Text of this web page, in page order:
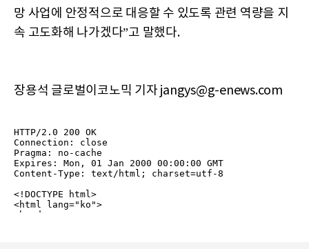
망 사업에 안정적으로 대응할 수 있도록 관련 역량을 지
속 고도화해 나가겠다”고 말했다.
장용석 글로벌이코노믹 기자 jangys@g-enews.com